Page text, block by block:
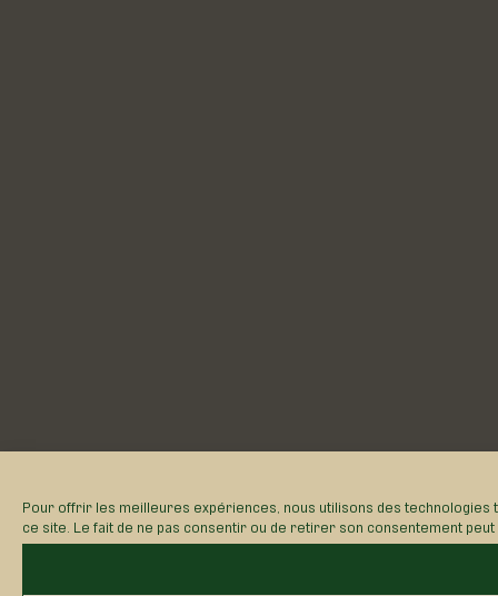
Pour offrir les meilleures expériences, nous utilisons des
ce site. Le fait de ne pas consentir ou de retirer son consentement